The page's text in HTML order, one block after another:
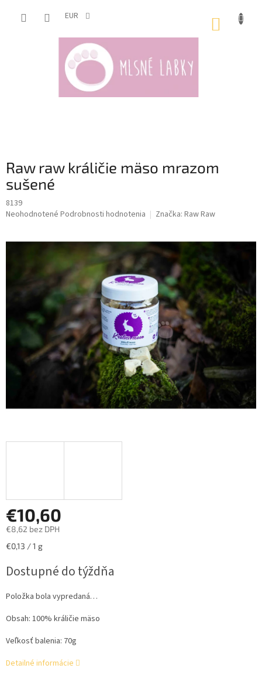
EUR
Raw raw králičie mäso mrazom
sušené
8139
Priemerné
hviezdičiek.
Neohodnotené Podrobnosti hodnotenia Značka: Raw Raw
€10,60
€8,62 bez DPH
Jednotková
€0,13 / 1 g
Dostupné do týždňa
Položka bola vypredaná…
Obsah: 100% králičie mäso
Veľkosť balenia: 70g
Detailné informácie